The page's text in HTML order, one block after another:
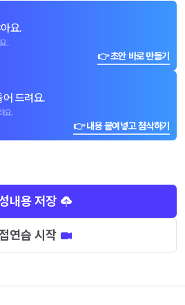
요.
.
👉 초안 바로 만들기
드려요.
요.
👉 내용 붙여넣고 첨삭하기
내용 저장
연습 시작